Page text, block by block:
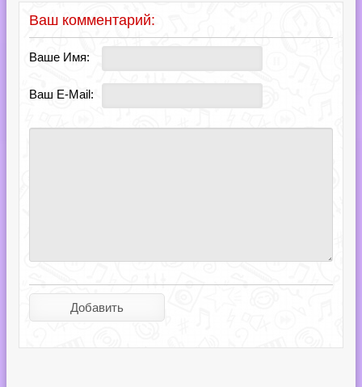
Ваш комментарий:
Ваше Имя:
Ваш E-Mail: